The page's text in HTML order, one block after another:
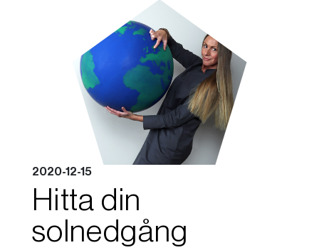
2020-12-15
Hitta din
solnedgång